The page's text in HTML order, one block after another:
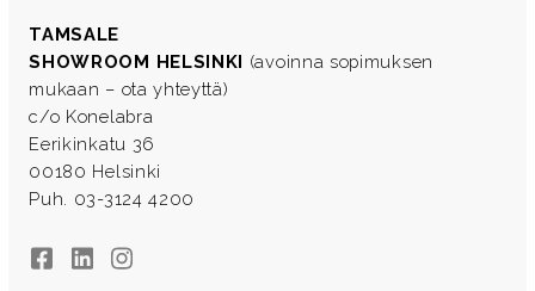
TAMSALE
SHOWROOM HELSINKI (avoinna sopimuksen
mukaan – ota yhteyttä)
c/o Konelabra
Eerikinkatu 36
00180 Helsinki
Puh. 03-3124 4200
FacebookLinkedInInstagram